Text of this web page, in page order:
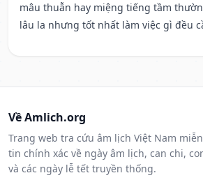
mâu thuẫn hay miệng tiếng tầm
lâu la nhưng tốt nhất làm việc gì đều
Về Amlich.org
Trang web tra cứu âm lịch Việt Nam
tin chính xác về ngày âm lịch, can chi,
và các ngày lễ tết truyền thống.